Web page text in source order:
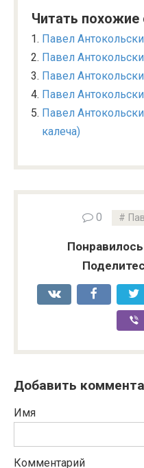
Читать похожие
Павел
Павел
Павел
Павел
Павел
калеча)
0
Добавить
Имя
Комментарий